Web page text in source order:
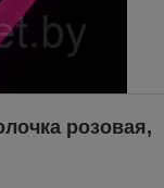
розовая,